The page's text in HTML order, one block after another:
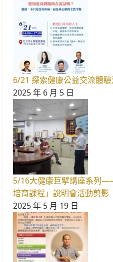
6/21 探索健康公益交流體
2025 年 6 月 5 日
5/16大健康巨擘講座系列
培育課程」說明會活動剪影
2025 年 5 月 19 日